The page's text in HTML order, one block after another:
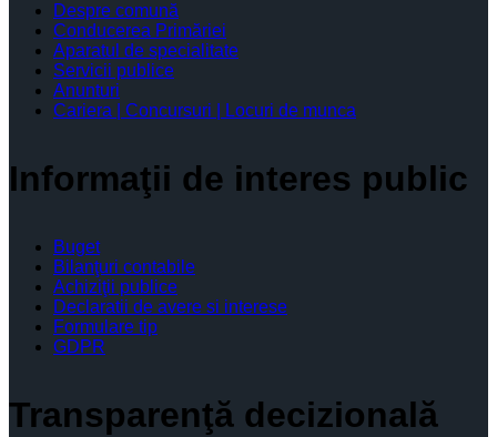
Despre comună
Conducerea Primăriei
Aparatul de specialitate
Servicii publice
Anunturi
Cariera | Concursuri | Locuri de munca
Informaţii de interes public
Buget
Bilanţuri contabile
Achiziţii publice
Declaratii de avere si interese
Formulare tip
GDPR
Transparenţă decizională